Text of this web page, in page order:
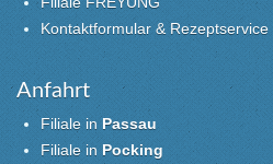
Kontaktformular & Rezeptservice
Anfahrt
Filiale in Passau
Filiale in Pocking